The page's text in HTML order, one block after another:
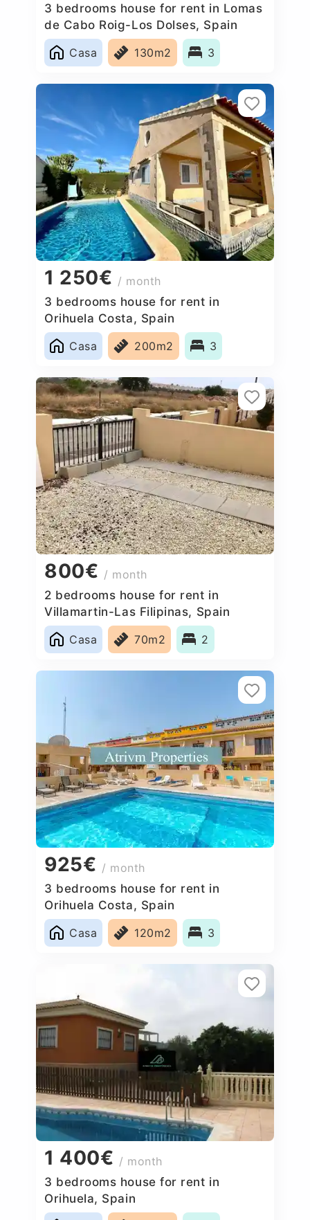
3 bedrooms house for rent in Lomas
de Cabo Roig-Los Dolses, Spain
Casa
130m2 3
1 250€ / month
3 bedrooms house for rent in
Orihuela Costa, Spain
Casa
200m2 3
800€ / month
2 bedrooms house for rent in
Villamartin-Las Filipinas, Spain
Casa
70m2 2
925€ / month
3 bedrooms house for rent in
Orihuela Costa, Spain
Casa
120m2 3
1 400€ / month
3 bedrooms house for rent in
Orihuela, Spain